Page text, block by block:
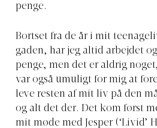
penge.
Bortset fra de år i mit
gaden, har jeg altid arbejdet
penge, men det er aldrig
var også umuligt for mig at
leve resten af mit liv på den
og alt det der. Det kom først
mit møde med Jesper (‘Livid’